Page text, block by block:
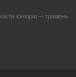
та юніорів — травень